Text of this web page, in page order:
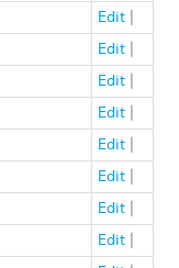
Edit |
Edit |
Edit |
Edit |
Edit |
Edit |
Edit |
Edit |